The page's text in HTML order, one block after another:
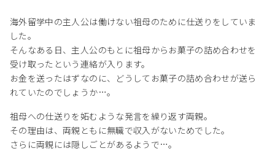
海外留学中の主人公は働けない祖母のために仕送りをしていま
した。
そんなある日、主人公のもとに祖母からお菓子の詰め合わせを
受け取ったという連絡が入ります。
お金を送ったはずなのに、どうしてお菓子の詰め合わせが送ら
れていたのでしょうか…。
祖母への仕送りを妬むような発言を繰り返す両親。
その理由は、両親ともに無職で収入がないためでした。
さらに両親には隠しごとがあるようで…。